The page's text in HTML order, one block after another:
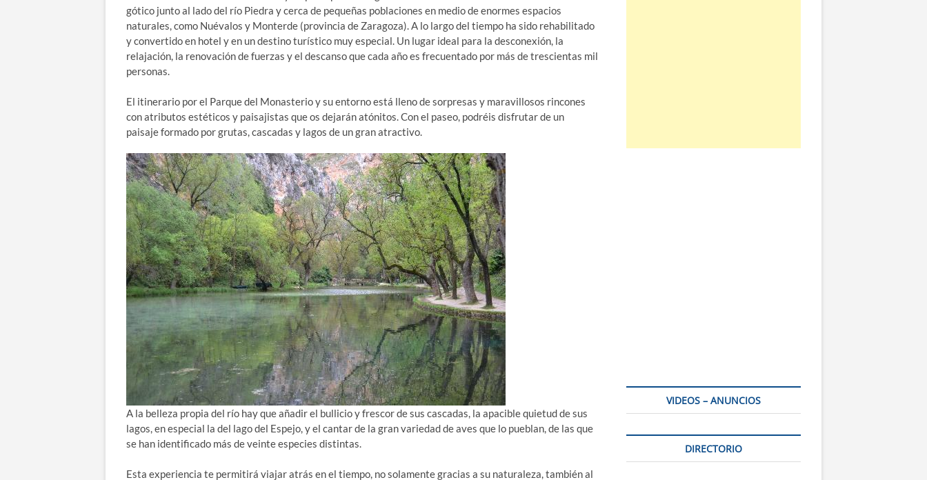
gótico junto al lado del río Piedra y cerca de pequeñas poblaciones en medio de enormes espacios
naturales, como Nuévalos y Monterde (provincia de Zaragoza). A lo largo del tiempo ha sido rehabilitado
y convertido en hotel y en un destino turístico muy especial. Un lugar ideal para la desconexión, la
relajación, la renovación de fuerzas y el descanso que cada año es frecuentado por más de trescientas mil
personas.
El itinerario por el Parque del Monasterio y su entorno está lleno de sorpresas y maravillosos rincones
con atributos estéticos y paisajistas que os dejarán atónitos. Con el paseo, podréis disfrutar de un
paisaje formado por grutas, cascadas y lagos de un gran atractivo.
A la belleza propia del río hay que añadir el bullicio y frescor de sus cascadas, la apacible quietud de sus
lagos, en especial la del lago del Espejo, y el cantar de la gran variedad de aves que lo pueblan, de las que
se han identificado más de veinte especies distintas.
Esta experiencia te permitirá viajar atrás en el tiempo, no solamente gracias a su naturaleza, también al
VIDEOS – ANUNCIOS
DIRECTORIO